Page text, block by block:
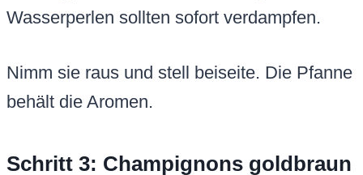
Wasserperlen sollten sofort verdampfen.
Nimm sie raus und stell beiseite. Die Pfanne
behält die Aromen.
Schritt 3: Champignons goldbraun